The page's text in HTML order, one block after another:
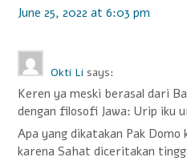
June 25, 2022 at 6:03 pm
Okti Li says:
Keren ya meski berasal dari
dengan filosofi Jawa: Urip iku
Apa yang dikatakan Pak Domo
karena Sahat diceritakan